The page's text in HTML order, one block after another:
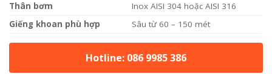
Thân bơm
Inox AISI 304 hoặc AISI 316
Giếng khoan phù hợp
Sâu từ 60 – 150 mét
Hotline: 086 9985 386